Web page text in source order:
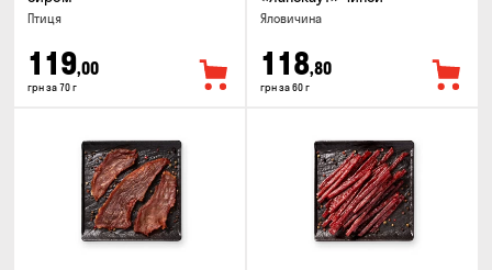
Птиця
119,00
грн за 70 г
Яловичина
118,80
грн за 60 г